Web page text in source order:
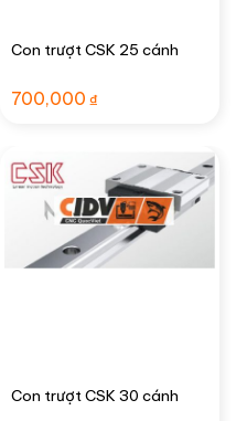
Con trượt CSK 25 cánh
700,000 ₫
Con trượt CSK 30 cánh